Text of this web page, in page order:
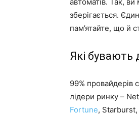
зберігається.
пам’ятайте, що й
Які бувають
99% провайдерів
лідери ринку –
Fortune,